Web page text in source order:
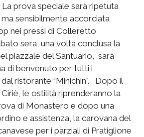
prova speciale sarà ripetuta
sensibilmente accorciata
nei pressi di Colleretto
sera, una volta conclusa la
piazzale del Santuario, sarà
di benvenuto per tutti i
ristorante “Minichin”. Dopo il
le ostilità riprenderanno la
di Monastero e dopo una
e assistenza, la carovana del
per i parziali di Pratiglione